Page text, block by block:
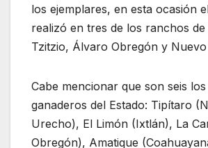
los ejemplares, en esta ocasión
realizó en tres de los ranchos
Tzitzio, Álvaro Obregón y
Cabe mencionar que son seis
ganaderos del Estado: Tipítaro
Urecho), El Limón (Ixtlán), La
Obregón), Amatique